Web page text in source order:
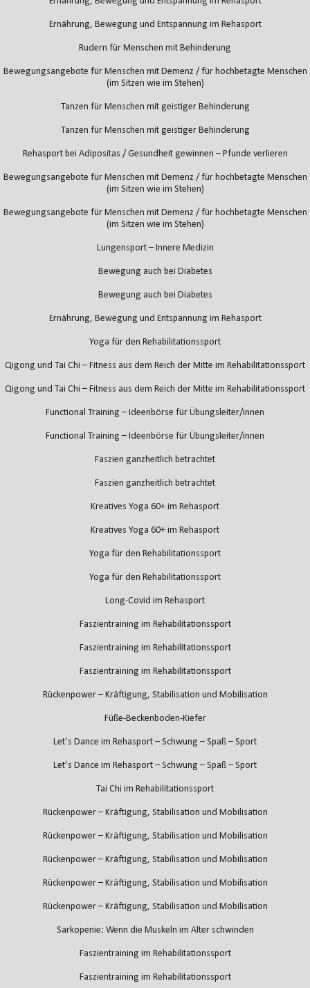
Ernährung, Bewegung und Entspannung im Rehasport
Rudern für Menschen mit Behinderung
Bewegungsangebote für Menschen mit Demenz / für hochbetagte Menschen
(im Sitzen wie im Stehen)
Tanzen für Menschen mit geistiger Behinderung
Tanzen für Menschen mit geistiger Behinderung
Rehasport bei Adipositas / Gesundheit gewinnen – Pfunde verlieren
Bewegungsangebote für Menschen mit Demenz / für hochbetagte Menschen
(im Sitzen wie im Stehen)
Bewegungsangebote für Menschen mit Demenz / für hochbetagte Menschen
(im Sitzen wie im Stehen)
Lungensport – Innere Medizin
Bewegung auch bei Diabetes
Bewegung auch bei Diabetes
Ernährung, Bewegung und Entspannung im Rehasport
Yoga für den Rehabilitationssport
Qigong und Tai Chi – Fitness aus dem Reich der Mitte im Rehabilitationssport
Qigong und Tai Chi – Fitness aus dem Reich der Mitte im Rehabilitationssport
Functional Training – Ideenbörse für Übungsleiter/innen
Functional Training – Ideenbörse für Übungsleiter/innen
Faszien ganzheitlich betrachtet
Faszien ganzheitlich betrachtet
Kreatives Yoga 60+ im Rehasport
Kreatives Yoga 60+ im Rehasport
Yoga für den Rehabilitationssport
Yoga für den Rehabilitationssport
Long-Covid im Rehasport
Faszientraining im Rehabilitationssport
Faszientraining im Rehabilitationssport
Faszientraining im Rehabilitationssport
Rückenpower – Kräftigung, Stabilisation und Mobilisation
Füße-Beckenboden-Kiefer
Let‘s Dance im Rehasport – Schwung – Spaß – Sport
Let‘s Dance im Rehasport – Schwung – Spaß – Sport
Tai Chi im Rehabilitationssport
Rückenpower – Kräftigung, Stabilisation und Mobilisation
Rückenpower – Kräftigung, Stabilisation und Mobilisation
Rückenpower – Kräftigung, Stabilisation und Mobilisation
Rückenpower – Kräftigung, Stabilisation und Mobilisation
Rückenpower – Kräftigung, Stabilisation und Mobilisation
Sarkopenie: Wenn die Muskeln im Alter schwinden
Faszientraining im Rehabilitationssport
Faszientraining im Rehabilitationssport